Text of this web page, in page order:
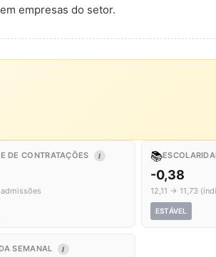
empresas do setor.
DE CONTRATAÇÕES I 📚
-0,38
12,11 → 11,73
ESTÁVEL
SEMANAL I